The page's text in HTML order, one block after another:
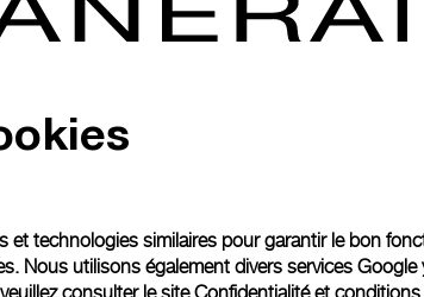
et technologies similaires pour garantir le bon
Nous utilisons également divers services